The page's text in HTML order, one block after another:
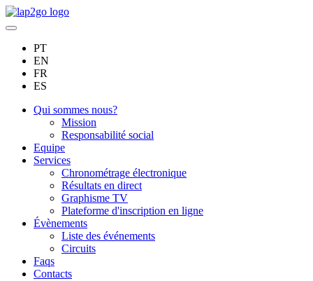
PT
EN
FR
ES
Qui sommes nous?
Mission
Responsabilité social
Equipe
Services
Chronométrage électronique
Résultats en direct
Graphisme TV
Plateforme d'inscription en ligne
Évènements
Liste des événements
Circuits
Faqs
Contacts